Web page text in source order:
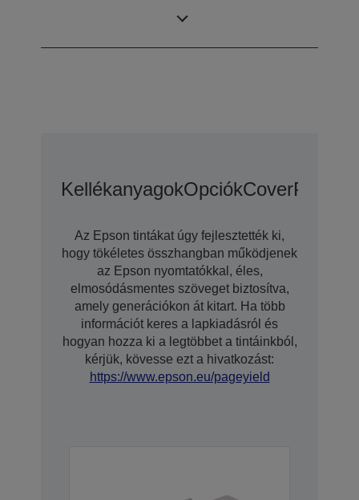
KellékanyagokOpciókCoverPlus
Az Epson tintákat úgy fejlesztették ki,
hogy tökéletes összhangban működjenek
az Epson nyomtatókkal, éles,
elmosódásmentes szöveget biztosítva,
amely generációkon át kitart. Ha több
információt keres a lapkiadásról és
hogyan hozza ki a legtöbbet a tintáinkból,
kérjük, kövesse ezt a hivatkozást:
https://www.epson.eu/pageyield